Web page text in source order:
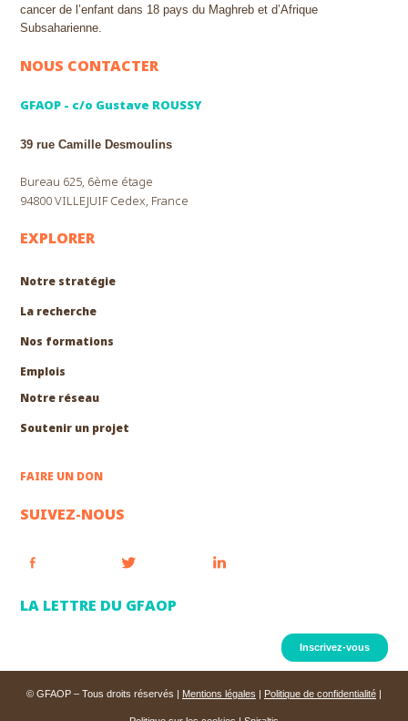
cancer de l’enfant dans 18 pays du Maghreb et d’Afrique
Subsaharienne.
NOUS CONTACTER
GFAOP - c/o Gustave ROUSSY
39 rue Camille Desmoulins
Bureau 625, 6ème étage
94800 VILLEJUIF Cedex, France
EXPLORER
Notre stratégie
La recherche
Nos formations
Emplois
Notre réseau
Soutenir un projet
FAIRE UN DON
SUIVEZ-NOUS
LA LETTRE DU GFAOP
Inscrivez-vous
© GFAOP – Tous droits réservés | Mentions légales | Politique de confidentialité |